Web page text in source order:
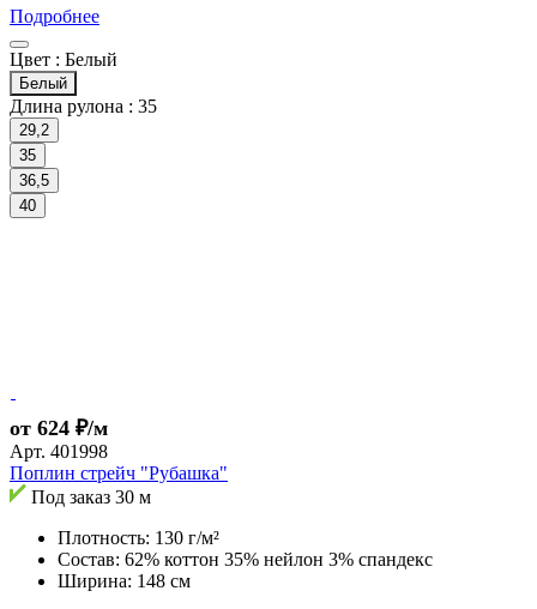
Подробнее
Цвет : Белый
Белый
Длина рулона : 35
29,2
35
36,5
40
от 624 ₽/м
Арт. 401998
Поплин стрейч "Рубашка"
Под заказ 30 м
Плотность: 130 г/м²
Состав: 62% коттон 35% нейлон 3% спандекс
Ширина: 148 см